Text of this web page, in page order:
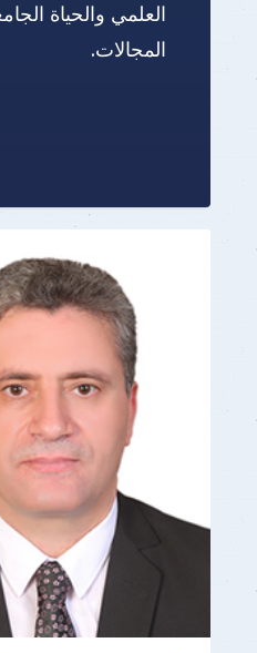
العلمي والحياة
المجالات.